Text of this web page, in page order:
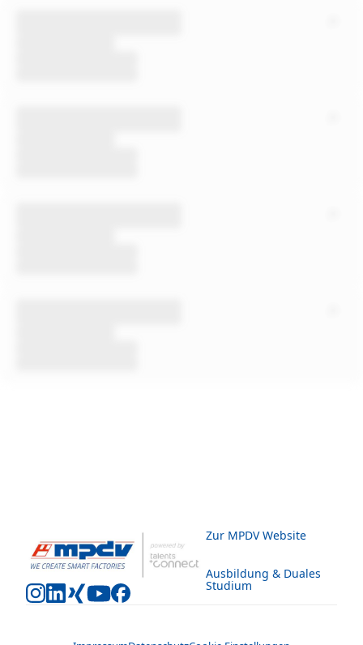
Zur MPDV Website
Ausbildung & Duales
Studium